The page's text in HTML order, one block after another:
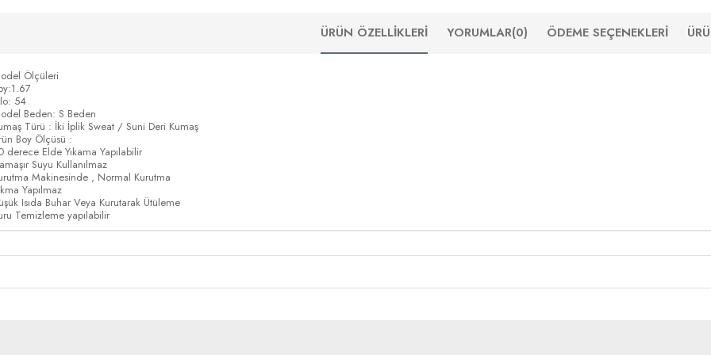
ÜRÜN ÖZELLIKLERI YORUMLAR(0) ÖDEME SEÇENEKLERI
Ölçüleri
54
Beden: S Beden
Türü : İki İplik Sweat / Suni Deri Kumaş
Boy Ölçüsü :
derece Elde Yıkama Yapılabilir
Suyu Kullanılmaz
Makinesinde , Normal Kurutma
Yapılmaz
Isıda Buhar Veya Kurutarak Ütüleme
Temizleme yapılabilir